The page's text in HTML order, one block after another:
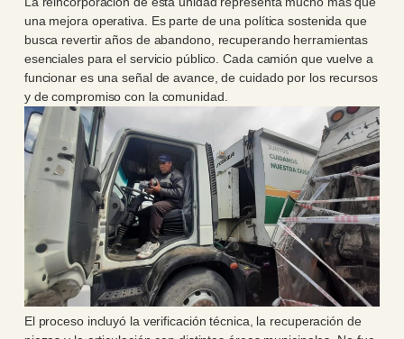
una mejora operativa. Es parte de una política sostenida que
busca revertir años de abandono, recuperando herramientas
esenciales para el servicio público. Cada camión que vuelve a
funcionar es una señal de avance, de cuidado por los recursos
y de compromiso con la comunidad.
El proceso incluyó la verificación técnica, la recuperación de